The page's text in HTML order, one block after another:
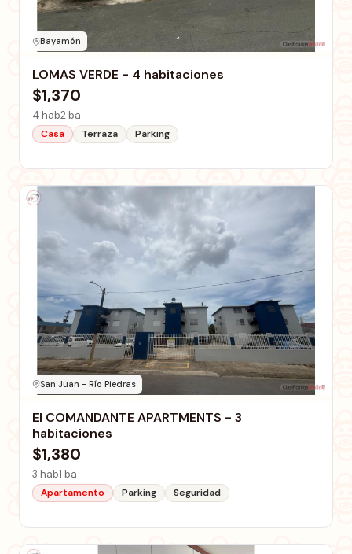
Bayamón
LOMAS VERDE - 4 habitaciones
$1,370
4 hab2 ba
Casa Terraza Parking
San Juan - Río Piedras
El COMANDANTE APARTMENTS - 3
habitaciones
$1,380
3 hab1 ba
Apartamento Parking Seguridad